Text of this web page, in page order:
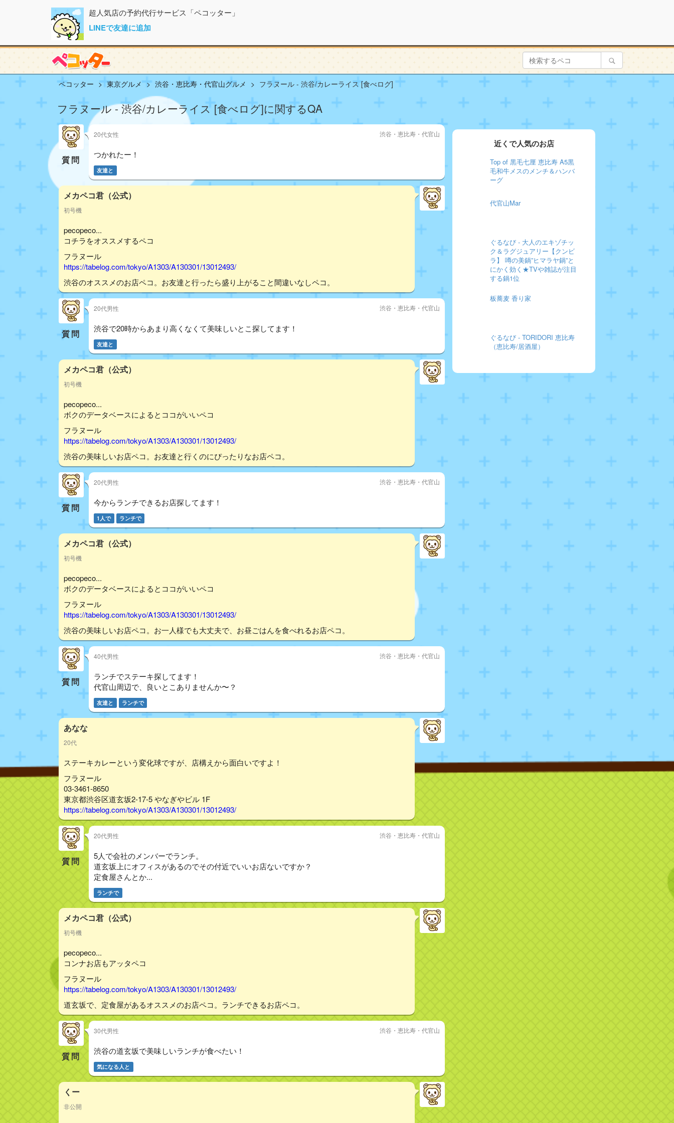
超人気店の予約代行サービス「ペコッター」
LINEで友達に追加
ペコッター 東京グルメ 渋谷・恵比寿・代官山グルメ フラヌール - 渋谷/カレーライス [食べログ]
フラヌール - 渋谷/カレーライス [食べログ]に関するQA
質問
20代女性 渋谷・恵比寿・代官山
つかれたー！
友達と
メカペコ君（公式）
初号機
pecopeco...
コチラをオススメするペコ
フラヌール
https://tabelog.com/tokyo/A1303/A130301/13012493/
渋谷のオススメのお店ペコ。お友達と行ったら盛り上がること間違いなしペコ。
質問
20代男性 渋谷・恵比寿・代官山
渋谷で20時からあまり高くなくて美味しいとこ探してます！
友達と
メカペコ君（公式）
初号機
pecopeco...
ボクのデータベースによるとココがいいペコ
フラヌール
https://tabelog.com/tokyo/A1303/A130301/13012493/
渋谷の美味しいお店ペコ。お友達と行くのにぴったりなお店ペコ。
質問
20代男性 渋谷・恵比寿・代官山
今からランチできるお店探してます！
1人で ランチで
メカペコ君（公式）
初号機
pecopeco...
ボクのデータベースによるとココがいいペコ
フラヌール
https://tabelog.com/tokyo/A1303/A130301/13012493/
渋谷の美味しいお店ペコ。お一人様でも大丈夫で、お昼ごはんを食べれるお店ペコ。
質問
40代男性 渋谷・恵比寿・代官山
ランチでステーキ探してます！
代官山周辺で、良いとこありませんか〜？
友達と ランチで
あなな
20代
ステーキカレーという変化球ですが、店構えから面白いですよ！
フラヌール
03-3461-8650
東京都渋谷区道玄坂2-17-5 やなぎやビル 1F
https://tabelog.com/tokyo/A1303/A130301/13012493/
質問
20代男性 渋谷・恵比寿・代官山
5人で会社のメンバーでランチ。
道玄坂上にオフィスがあるのでその付近でいいお店ないですか？
定食屋さんとか...
ランチで
メカペコ君（公式）
初号機
pecopeco...
コンナお店もアッタペコ
フラヌール
https://tabelog.com/tokyo/A1303/A130301/13012493/
道玄坂で、定食屋があるオススメのお店ペコ。ランチできるお店ペコ。
質問
30代男性 渋谷・恵比寿・代官山
渋谷の道玄坂で美味しいランチが食べたい！
気になる人と
くー
非公開
近くで人気のお店
Top of 黒毛七厘 恵比寿 A5黒
毛和牛メスのメンチ＆ハンバ
ーグ
代官山Mar
ぐるなび - 大人のエキゾチッ
ク＆ラグジュアリー【クンビ
ラ】 噂の美鍋”ヒマラヤ鍋”と
にかく効く★TVや雑誌が注目
する鍋1位
板蕎麦 香り家
ぐるなび - TORIDORI 恵比寿
（恵比寿/居酒屋）